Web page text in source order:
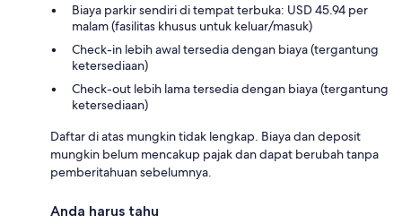
Biaya parkir sendiri di tempat terbuka: USD 45.94 per
malam (fasilitas khusus untuk keluar/masuk)
Check-in lebih awal tersedia dengan biaya (tergantung
ketersediaan)
Check-out lebih lama tersedia dengan biaya (tergantung
ketersediaan)
Daftar di atas mungkin tidak lengkap. Biaya dan deposit
mungkin belum mencakup pajak dan dapat berubah tanpa
pemberitahuan sebelumnya.
Anda harus tahu